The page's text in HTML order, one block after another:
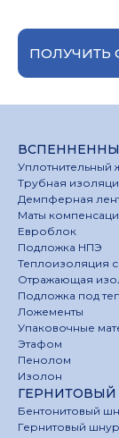
ПОЛУЧИТЬ
Уплотнительный
Трубная
Демпферная
Маты
Евроблок
Подложка НПЭ
Теплоизоляция
Отражающая
Подложка под
Ложементы
Упаковочные
Этафом
Пенолом
Изолон
Бентонитовый
Гернитовый шнур